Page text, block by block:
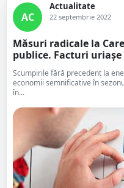
AC
Actualitate
22 septembrie 2022
Măsuri radicale la
publice. Facturi
Scumpirile fără precedent la
economii semnificative în
în...